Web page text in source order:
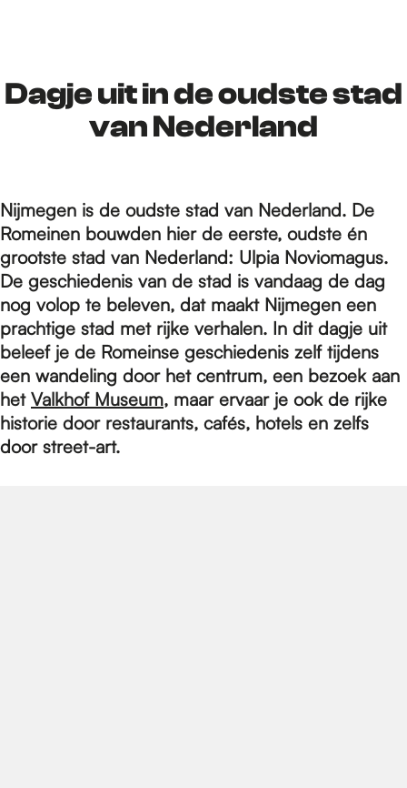
d
h
o
m
e
Dagje uit in de oudste stad
van Nederland
Nijmegen is de oudste stad van Nederland. De
Romeinen bouwden hier de eerste, oudste én
grootste stad van Nederland: Ulpia Noviomagus.
De geschiedenis van de stad is vandaag de dag
nog volop te beleven, dat maakt Nijmegen een
prachtige stad met rijke verhalen. In dit dagje uit
beleef je de Romeinse geschiedenis zelf tijdens
een wandeling door het centrum, een bezoek aan
het Valkhof Museum, maar ervaar je ook de rijke
historie door restaurants, cafés, hotels en zelfs
door street-art.